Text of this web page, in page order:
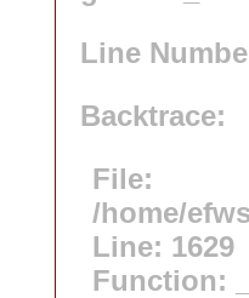
Line
Backtrace:
File:
/home/
Line: 1629
Function: